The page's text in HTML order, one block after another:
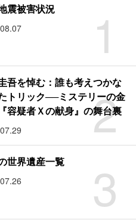
1
震被害状況
2
吾を悼む：誰も考えつかな
トリック──ミステリーの金
容疑者Ｘの献身』の舞台裏
3
世界遺産一覧